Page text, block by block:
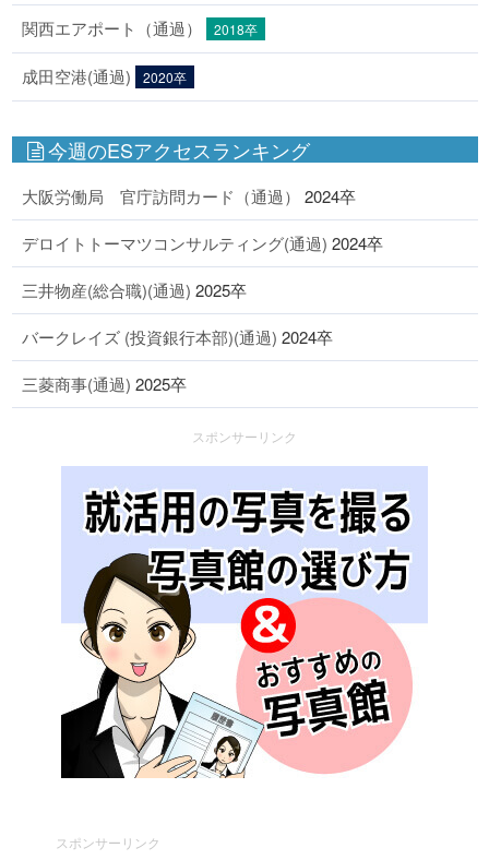
関西エアポート（通過） 2018卒
成田空港(通過) 2020卒
今週のESアクセスランキング
大阪労働局 官庁訪問カード（通過） 2024卒
デロイトトーマツコンサルティング(通過) 2024卒
三井物産(総合職)(通過) 2025卒
バークレイズ (投資銀行本部)(通過) 2024卒
三菱商事(通過) 2025卒
スポンサーリンク
スポンサーリンク